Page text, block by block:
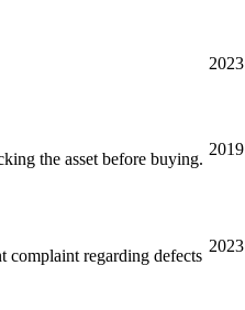
2023
the asset before buying.
2019
complaint regarding defects
2023